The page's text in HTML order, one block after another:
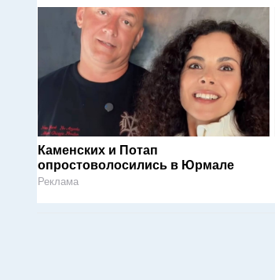
Каменских и Потап
опростоволосились в Юрмале
Реклама